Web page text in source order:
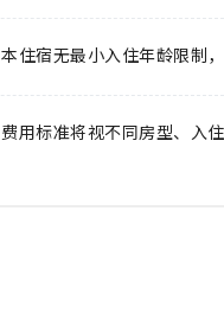
本住宿无最小入住年龄限制
费用标准将视不同房型、入